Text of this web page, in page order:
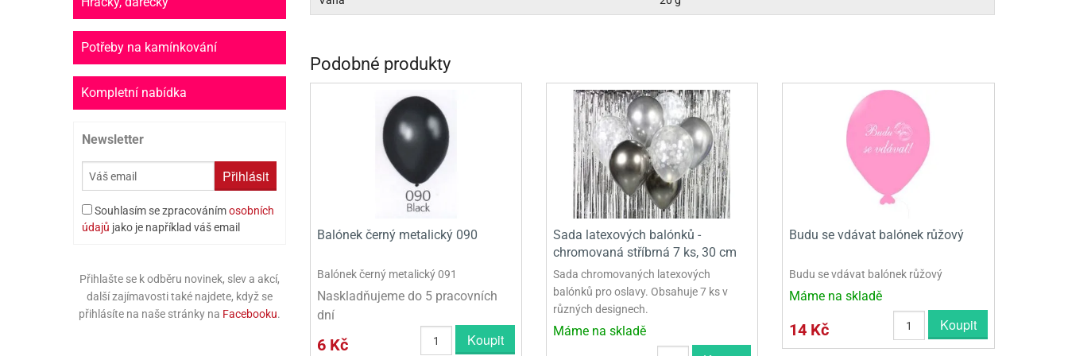
PRINCEZNY
SPIDERMAN
SPONGE BOB
STAR WARS
TLAPKOVÁ PATROLA PAW PATROL
TROLLS - TROLOVÉ
Potřeby na kamínkování
Kompletní nabídka
Newsletter
Přihlásit
Souhlasím se zpracovánímosobních
údajů jako je například váš email
Přihlašte se k odběru novinek, slev a akcí,
další zajímavosti také najdete, když se
přihlásíte na naše stránky na Facebooku.
Podobné produkty
Balónek černý metalický 090
Balónek černý metalický 091
Naskladňujeme do 5 pracovních
dní
6 Kč Koupit
Sada latexových balónků -
chromovaná stříbrná 7 ks, 30 cm
Sada chromovaných latexových
balónků pro oslavy. Obsahuje 7 ks v
různých designech.
Máme na skladě
Budu se vdávat balónek růžový
Budu se vdávat balónek růžový
Máme na skladě
14 Kč Koupit